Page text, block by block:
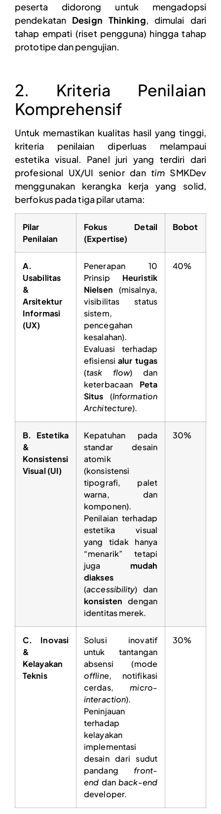
peserta didorong untuk mengadopsi
pendekatan Design Thinking, dimulai dari
tahap empati (riset pengguna) hingga tahap
prototipe dan pengujian.
2. Kriteria Penilaian
Komprehensif
Untuk memastikan kualitas hasil yang tinggi,
kriteria penilaian diperluas melampaui
estetika visual. Panel juri yang terdiri dari
profesional UX/UI senior dan timSMKDev
menggunakan kerangka kerja yang solid,
berfokus pada tiga pilar utama:
Pilar
Penilaian
Fokus Detail
(Expertise)
Bobot
A.
Usabilitas
&
Arsitektur
Informasi
(UX)
Penerapan 10
Prinsip Heuristik
Nielsen (misalnya,
visibilitas status
sistem,
pencegahan
kesalahan).
Evaluasi terhadap
efisiensi alur tugas
(task flow) dan
keterbacaan Peta
Situs (Information
Architecture).
40%
B. Estetika
&
Konsistensi
Visual (UI)
Kepatuhan pada
standar desain
atomik
(konsistensi
tipografi, palet
warna, dan
komponen).
Penilaian terhadap
estetika visual
yang tidak hanya
“menarik” tetapi
juga mudah
diakses
(accessibility) dan
konsisten dengan
identitas merek.
30%
C. Inovasi
&
Kelayakan
Teknis
Solusi inovatif
untuk tantangan
absensi (mode
offline, notifikasi
cerdas,micro-
interaction).
Peninjauan
terhadap
kelayakan
implementasi
desain dari sudut
pandang front-
end danback-end
developer.
30%